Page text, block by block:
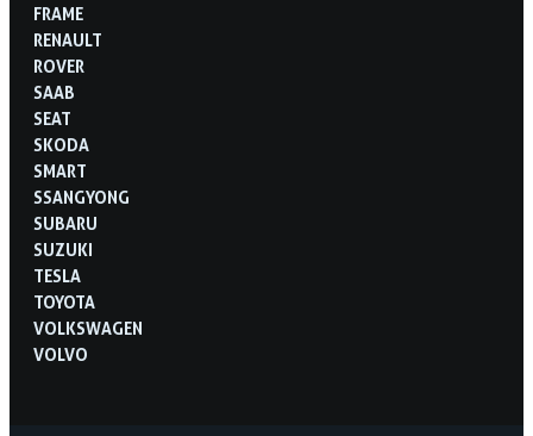
FRAME
RENAULT
ROVER
SAAB
SEAT
SKODA
SMART
SSANGYONG
SUBARU
SUZUKI
TESLA
TOYOTA
VOLKSWAGEN
VOLVO